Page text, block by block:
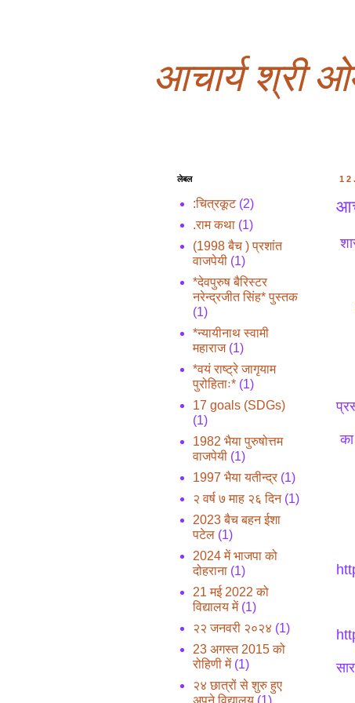
आचार्य श्री
स
लेबल
:चित्रकूट (2)
.राम कथा (1)
(1998 बैच ) प्रशांत
वाजपेयी (1)
*देवपुरुष बैरिस्टर
नरेन्द्रजीत सिंह* पुस्तक
(1)
*न्यायीनाथ स्वामी
महाराज (1)
*वयं राष्ट्रे जागृयाम
पुरोहिताः* (1)
17 goals (SDGs)
(1)
1982 भैया पुरुषोत्तम
वाजपेयी (1)
1997 भैया यतीन्द्र (1)
२ वर्ष ७ माह २६ दिन (1)
2023 बैच बहन ईशा
पटेल (1)
2024 में भाजपा को
दोहराना (1)
21 मई 2022 को
विद्यालय में (1)
२२ जनवरी २०२४ (1)
23 अगस्त 2015 को
रोहिणी में (1)
२४ छात्रों से शुरु हुए
अपने विद्यालय (1)